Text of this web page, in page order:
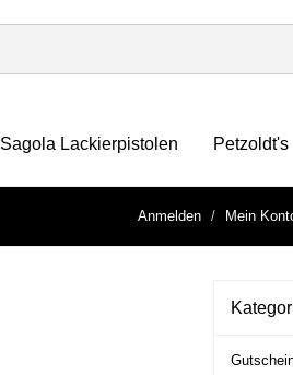
Sagola Lackierpistolen Petzoldt's
Anmelden Mein